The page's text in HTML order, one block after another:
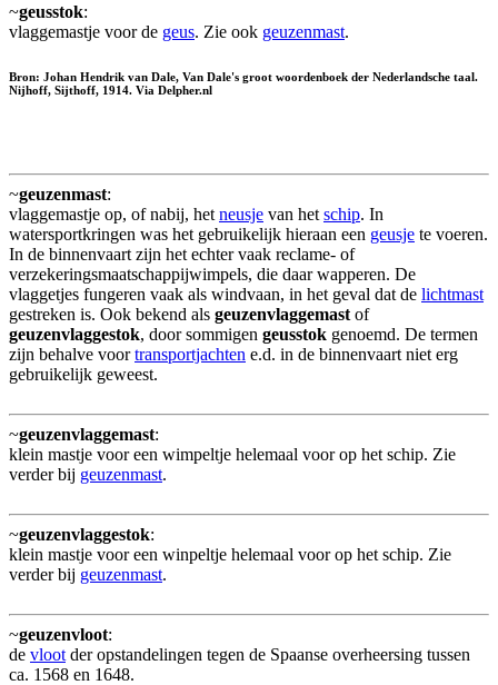
~geusstok:
vlaggemastje voor de geus. Zie ook geuzenmast.
Bron: Johan Hendrik van Dale, Van Dale's groot woordenboek der Nederlandsche taal.
Nijhoff, Sijthoff, 1914. Via Delpher.nl
~geuzenmast:
vlaggemastje op, of nabij, het neusje van het schip. In
watersportkringen was het gebruikelijk hieraan een geusje te voeren.
In de binnenvaart zijn het echter vaak reclame- of
verzekeringsmaatschappijwimpels, die daar wapperen. De
vlaggetjes fungeren vaak als windvaan, in het geval dat de lichtmast
gestreken is. Ook bekend als geuzenvlaggemast of
geuzenvlaggestok, door sommigen geusstok genoemd. De termen
zijn behalve voortransportjachten e.d. in de binnenvaart niet erg
gebruikelijk geweest.
~geuzenvlaggemast:
klein mastje voor een wimpeltje helemaal voor op het schip. Zie
verder bij geuzenmast.
~geuzenvlaggestok:
klein mastje voor een winpeltje helemaal voor op het schip. Zie
verder bij geuzenmast.
~geuzenvloot:
de vloot der opstandelingen tegen de Spaanse overheersing tussen
ca. 1568 en 1648.